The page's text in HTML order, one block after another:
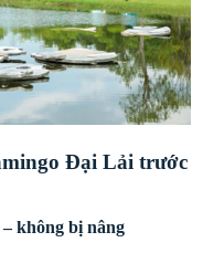
Đại Lải trước
không bị nâng